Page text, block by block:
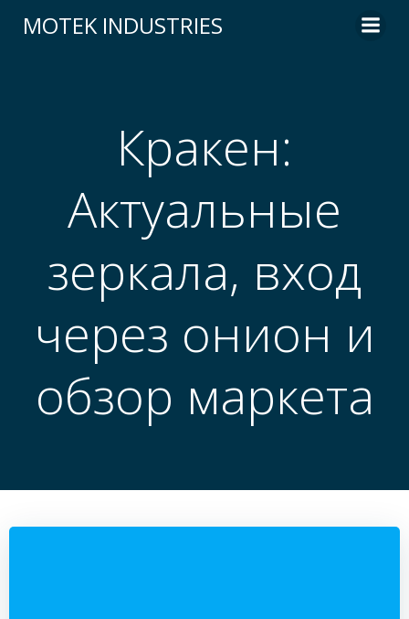
to
MOTEK INDUSTRIES
Кракен:
Актуальные
зеркала, вход
через онион и
обзор маркета